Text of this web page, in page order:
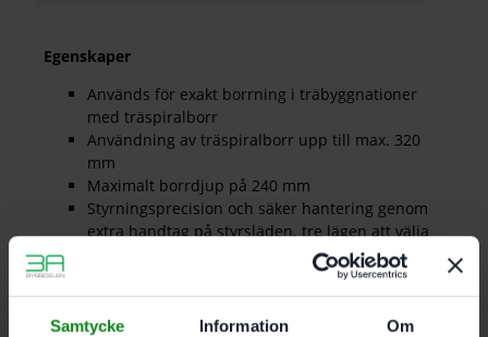
Samtycke Information Om
Egenskaper
Används för exakt borrning i träbyggnationer
med träspiralborr
Användning av träspiralborr upp till max. 320
mm
Maximalt borrdjup på 240 mm
Styrningsprecision och säker hantering genom
extra handtag på styrsläden. tre lägen att välja
Exakt borrstyrning med styrplatta av stål.
utbytbar för olika borrdiametrar
Exakt inställning av borrdjupet med två